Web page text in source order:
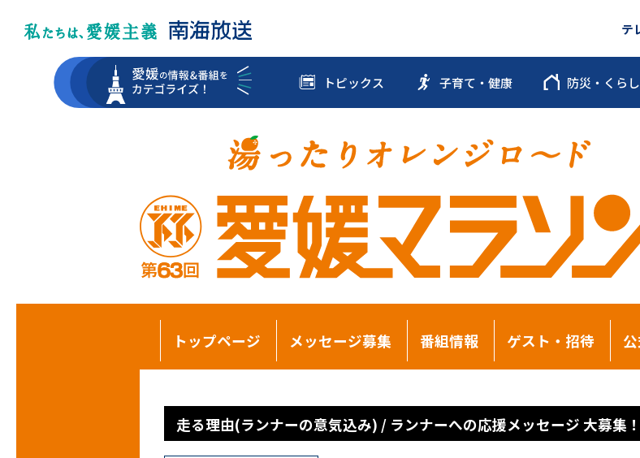
テ
トピックス 子育て・健康 防災・くらし
トップページ メッセージ募集 番組情報 ゲスト・招待
走る理由(ランナーの意気込み) / ランナーへの応援メッセージ 大募集！